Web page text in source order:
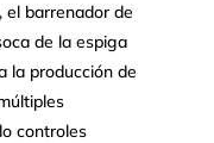
el barrenador de
de la espiga
la producción de
controles